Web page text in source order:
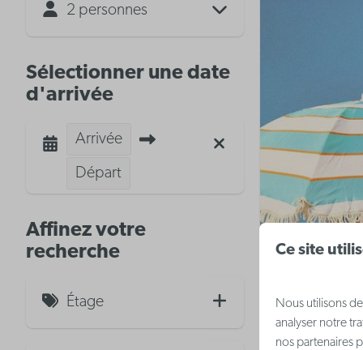
2 personnes
Sélectionner une date
d'arrivée
Arrivée
Départ
Affinez votre
recherche
Étage
Ce site
Nous utilisons
analyser notre
nos partenaires